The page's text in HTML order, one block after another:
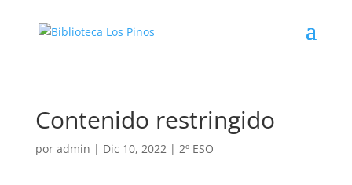
Contenido restringido
por admin | Dic 10, 2022| 2º ESO